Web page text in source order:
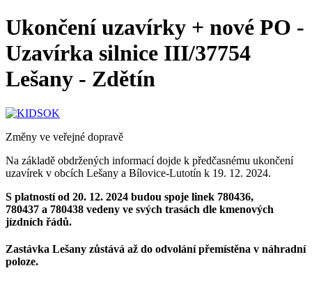
Ukončení uzavírky + nové PO -
Uzavírka silnice III/37754
Lešany - Zdětín
Změny ve veřejné dopravě
Na základě obdržených informací dojde k předčasnému ukončení
uzavírek v obcích Lešany a Bílovice-Lutotín k 19. 12. 2024.
S platností od 20. 12. 2024 budou spoje linek 780436,
780437 a 780438 vedeny ve svých trasách dle kmenových
jízdních řádů.
Zastávka Lešany zůstává až do odvolání přemístěna v náhradní
poloze.